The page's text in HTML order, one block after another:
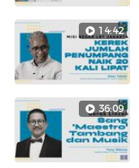
14:42
36:09